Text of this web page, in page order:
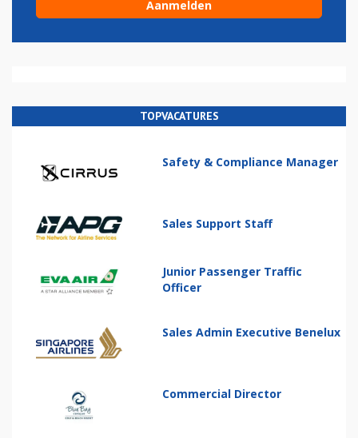
TOPVACATURES
Safety & Compliance Manager
Sales Support Staff
Junior Passenger Traffic
Officer
Sales Admin Executive Benelux
Commercial Director